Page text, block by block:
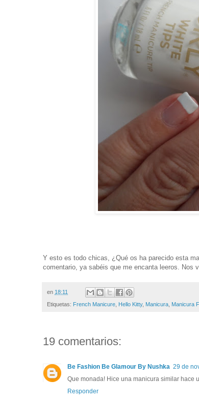
Y esto es todo chicas, ¿Qué os ha parecido esta
comentario, ya sabéis que me encanta leeros. Nos
en 18:11
Etiquetas: French Manicure Hello Kitty, Manicura Manicura
19 comentarios:
Be Fashion Be Glamour By Nushka 29 de
Que monada! Hice una manicura similar hace
Responder